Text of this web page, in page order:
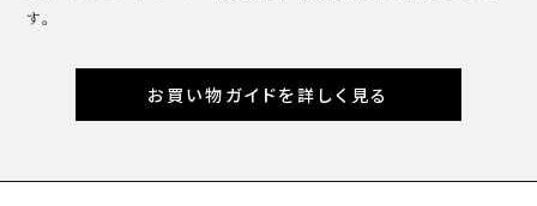
す。
お買い物ガイドを詳しく見る